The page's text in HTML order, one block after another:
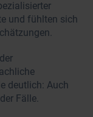
und fühlten sich
deutlich: Auch
Fälle.